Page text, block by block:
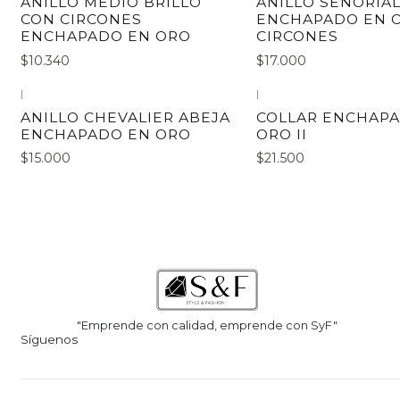
CON CIRCONES
ENCHAPADO EN ORO
$10.340
ENCHAPADO EN
CIRCONES
$17.000
|
ANILLO CHEVALIER ABEJA
ENCHAPADO EN ORO
$15.000
|
COLLAR
ORO II
$21.500
"Emprende con calidad, emprende con SyF"
Síguenos